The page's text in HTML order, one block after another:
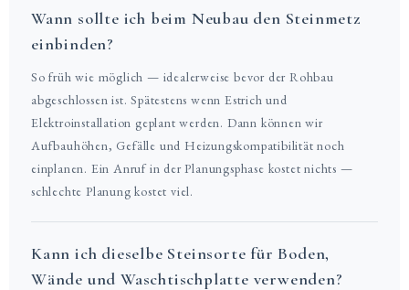
Wann sollte ich beim Neubau den Steinmetz
einbinden?
So früh wie möglich — idealerweise bevor der Rohbau
abgeschlossen ist. Spätestens wenn Estrich und
Elektroinstallation geplant werden. Dann können wir
Aufbauhöhen, Gefälle und Heizungskompatibilität noch
einplanen. Ein Anruf in der Planungsphase kostet nichts —
schlechte Planung kostet viel.
Kann ich dieselbe Steinsorte für Boden,
Wände und Waschtischplatte verwenden?